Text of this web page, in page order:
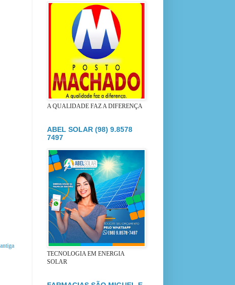
A QUALIDADE FAZ A DIFERENÇA
ABEL SOLAR (98) 9.8578
7497
TECNOLOGIA EM ENERGIA
SOLAR